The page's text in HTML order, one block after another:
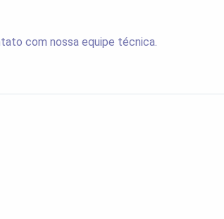
com nossa equipe técnica.